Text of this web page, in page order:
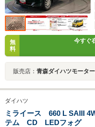
無
料
今すぐ
販売店： 青森ダイハツモータ
ダイハツ
ミライース 660 L SAIII
テム CD LEDフォグ